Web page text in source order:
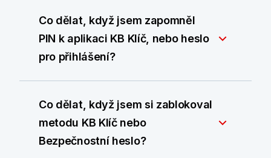
Co dělat, když jsem zapomněl
PIN k aplikaci KB Klíč, nebo heslo
pro přihlášení?
Co dělat, když jsem si zablokoval
metodu KB Klíč nebo
Bezpečnostní heslo?